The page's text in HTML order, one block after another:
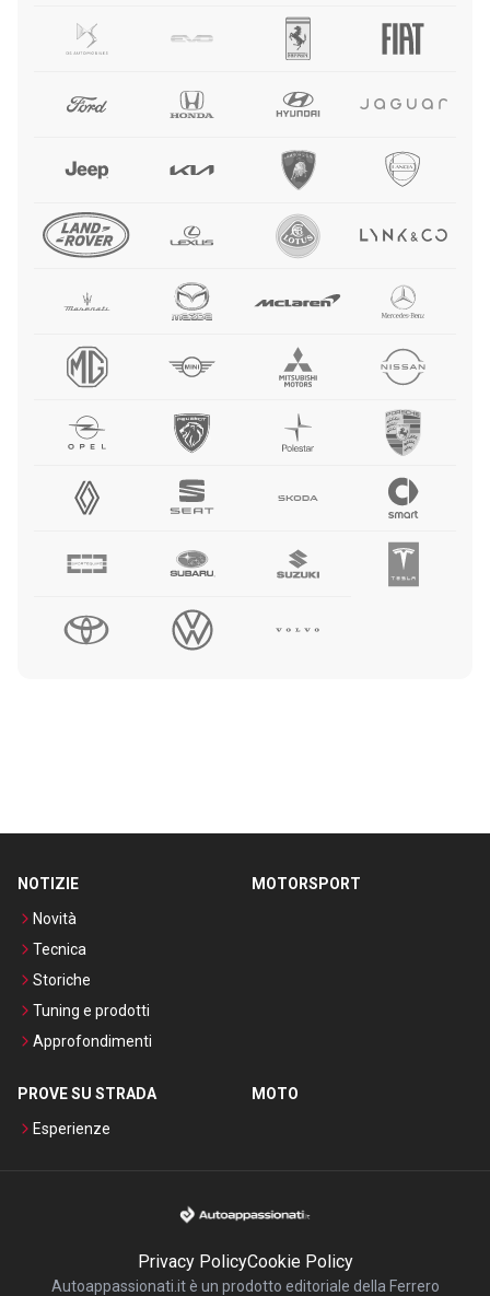
NOTIZIE
Novità
Tecnica
Storiche
Tuning e prodotti
Approfondimenti
MOTORSPORT
PROVE SU STRADA
Esperienze
MOTO
Privacy PolicyCookie Policy
Autoappassionati.it è un prodotto editoriale della Ferrero